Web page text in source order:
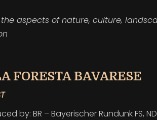
aspects of nature, culture,
FORESTA BAVARESE
by: BR – Bayerischer Rundunk FS,